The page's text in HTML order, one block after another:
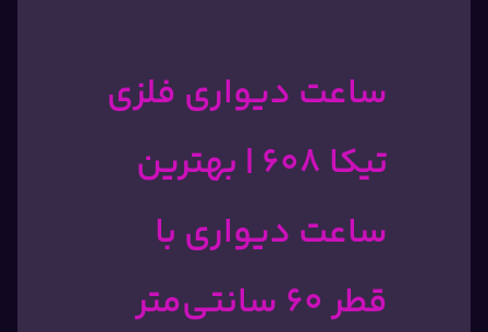
ساعت دیواری فلزی
تیکا 608 | بهترین
ساعت دیواری با
قطر 60 سانتی‌متر